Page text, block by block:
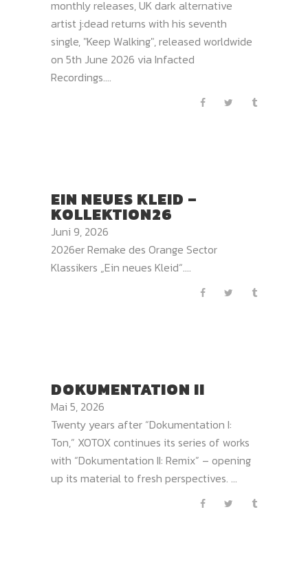
monthly releases, UK dark alternative
artist j:dead returns with his seventh
single, "Keep Walking", released worldwide
on 5th June 2026 via Infacted
Recordings....
EIN NEUES KLEID –
KOLLEKTION26
Juni 9, 2026
2026er Remake des Orange Sector
Klassikers „Ein neues Kleid“....
DOKUMENTATION II
Mai 5, 2026
Twenty years after “Dokumentation I:
Ton,” XOTOX continues its series of works
with “Dokumentation II: Remix” – opening
up its material to fresh perspectives. ...